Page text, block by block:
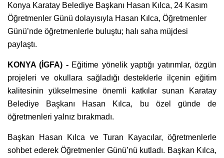
Konya Karatay Belediye Başkanı Hasan Kılca, 24 Kasım
Öğretmenler Günü dolayısıyla Hasan Kılca, Öğretmenler
Günü’nde öğretmenlerle buluştu; halı saha müjdesi
paylaştı.
KONYA (İGFA) - Eğitime yönelik yaptığı yatırımlar, özgün
projeleri ve okullara sağladığı desteklerle ilçenin eğitim
kalitesinin yükselmesine önemli katkılar sunan Karatay
Belediye Başkanı Hasan Kılca, bu özel günde de
öğretmenleri yalnız bırakmadı.
Başkan Hasan Kılca ve Turan Kayacılar, öğretmenlerle
sohbet ederek Öğretmenler Günü’nü kutladı. Başkan Kılca,